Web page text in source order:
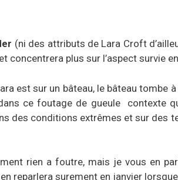
(ni des attributs de Lara Croft
concentrera plus sur l’aspect survie
est sur un bâteau, le bâteau tombe
ce foutage de gueule contexte
des conditions extrêmes et sur des
rien a foutre, mais je vous en
reparlera surement en janvier